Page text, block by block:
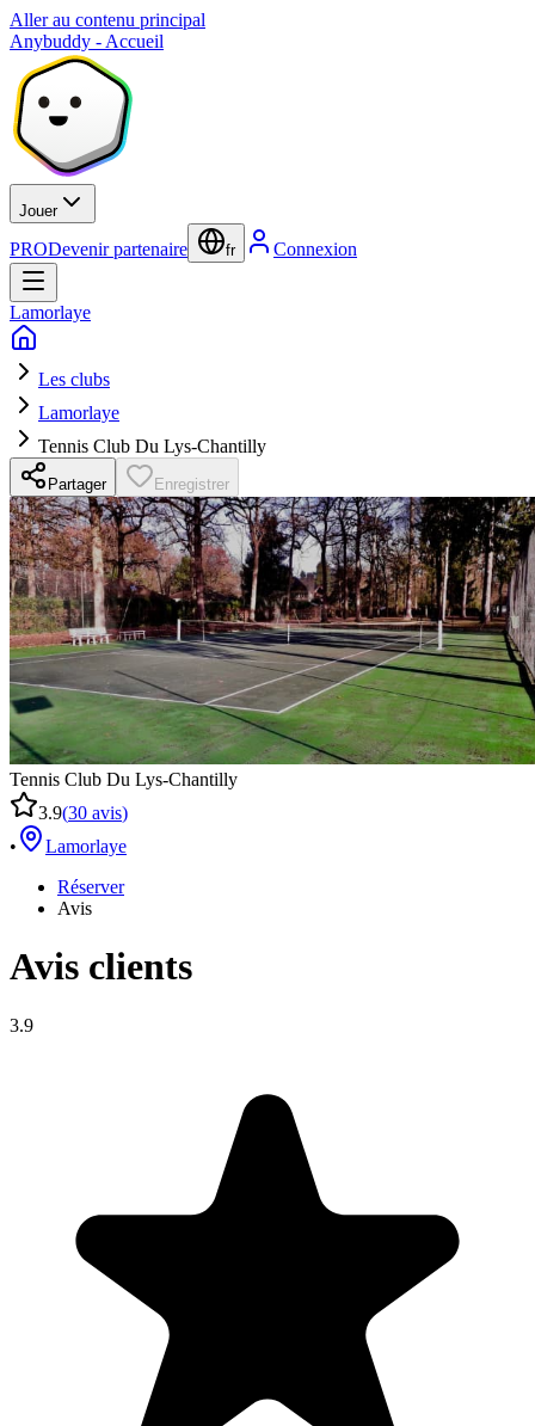
Aller au contenu principal
Anybuddy - Accueil
Jouer
PRODevenir partenaire fr Connexion
Lamorlaye
Les clubs
Lamorlaye
Tennis Club Du Lys-Chantilly
Partager Enregistrer
Tennis Club Du Lys-Chantilly
3.9(30 avis)
•
Lamorlaye
Réserver
Avis
Avis clients
3.9